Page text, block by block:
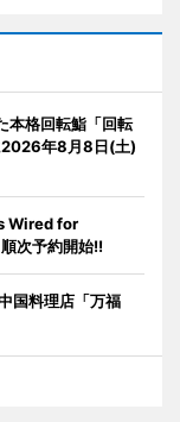
本格回転鮨「回転
2026年8月8日(土)
Wired for
次予約開始!!
国料理店「万福